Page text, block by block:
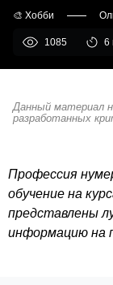
🎨 Хобби
1085 6
Данный материал
разработанных
Профессия
обучение на
представлены
информацию на